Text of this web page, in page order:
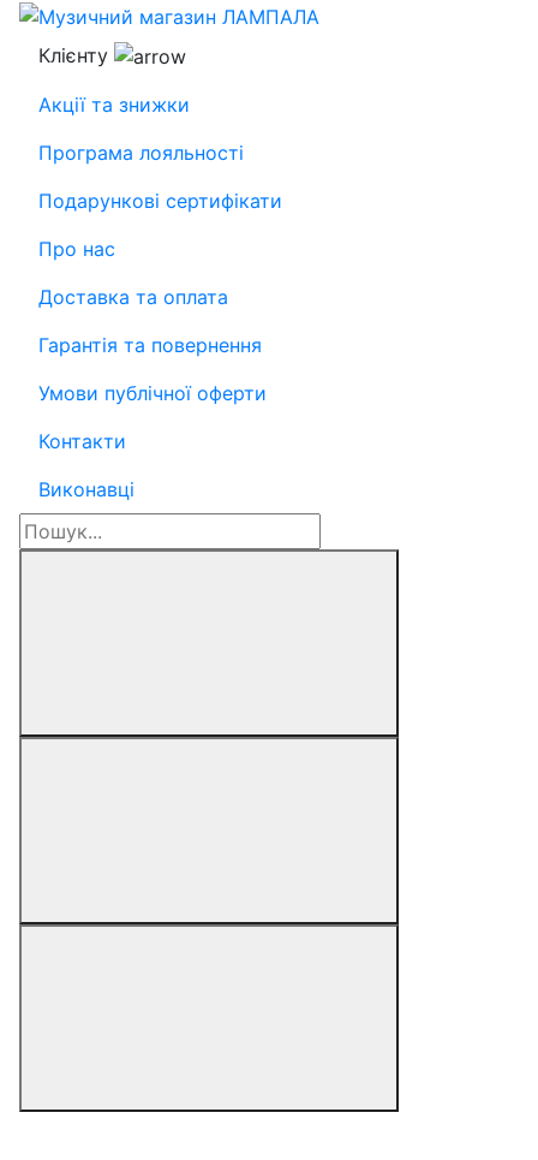
Клієнту
Акції та знижки
Програма лояльності
Подарункові сертифікати
Про нас
Доставка та оплата
Гарантія та повернення
Умови публічної оферти
Контакти
Виконавці